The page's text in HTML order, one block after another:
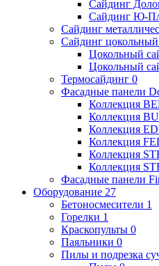
Сайдинг
Сайдинг Ю-
Сайдинг
Сайдинг
Цокольный
Цокольный
Термосайдинг 0
Фасадные панели
Коллекция
Коллекция
Коллекция
Коллекция
Коллекция
Коллекция
Фасадные панели
Оборудование 27
Бетоносмесители 1
Горелки 1
Краскопульты 0
Паяльники 0
Пилы и подрезка